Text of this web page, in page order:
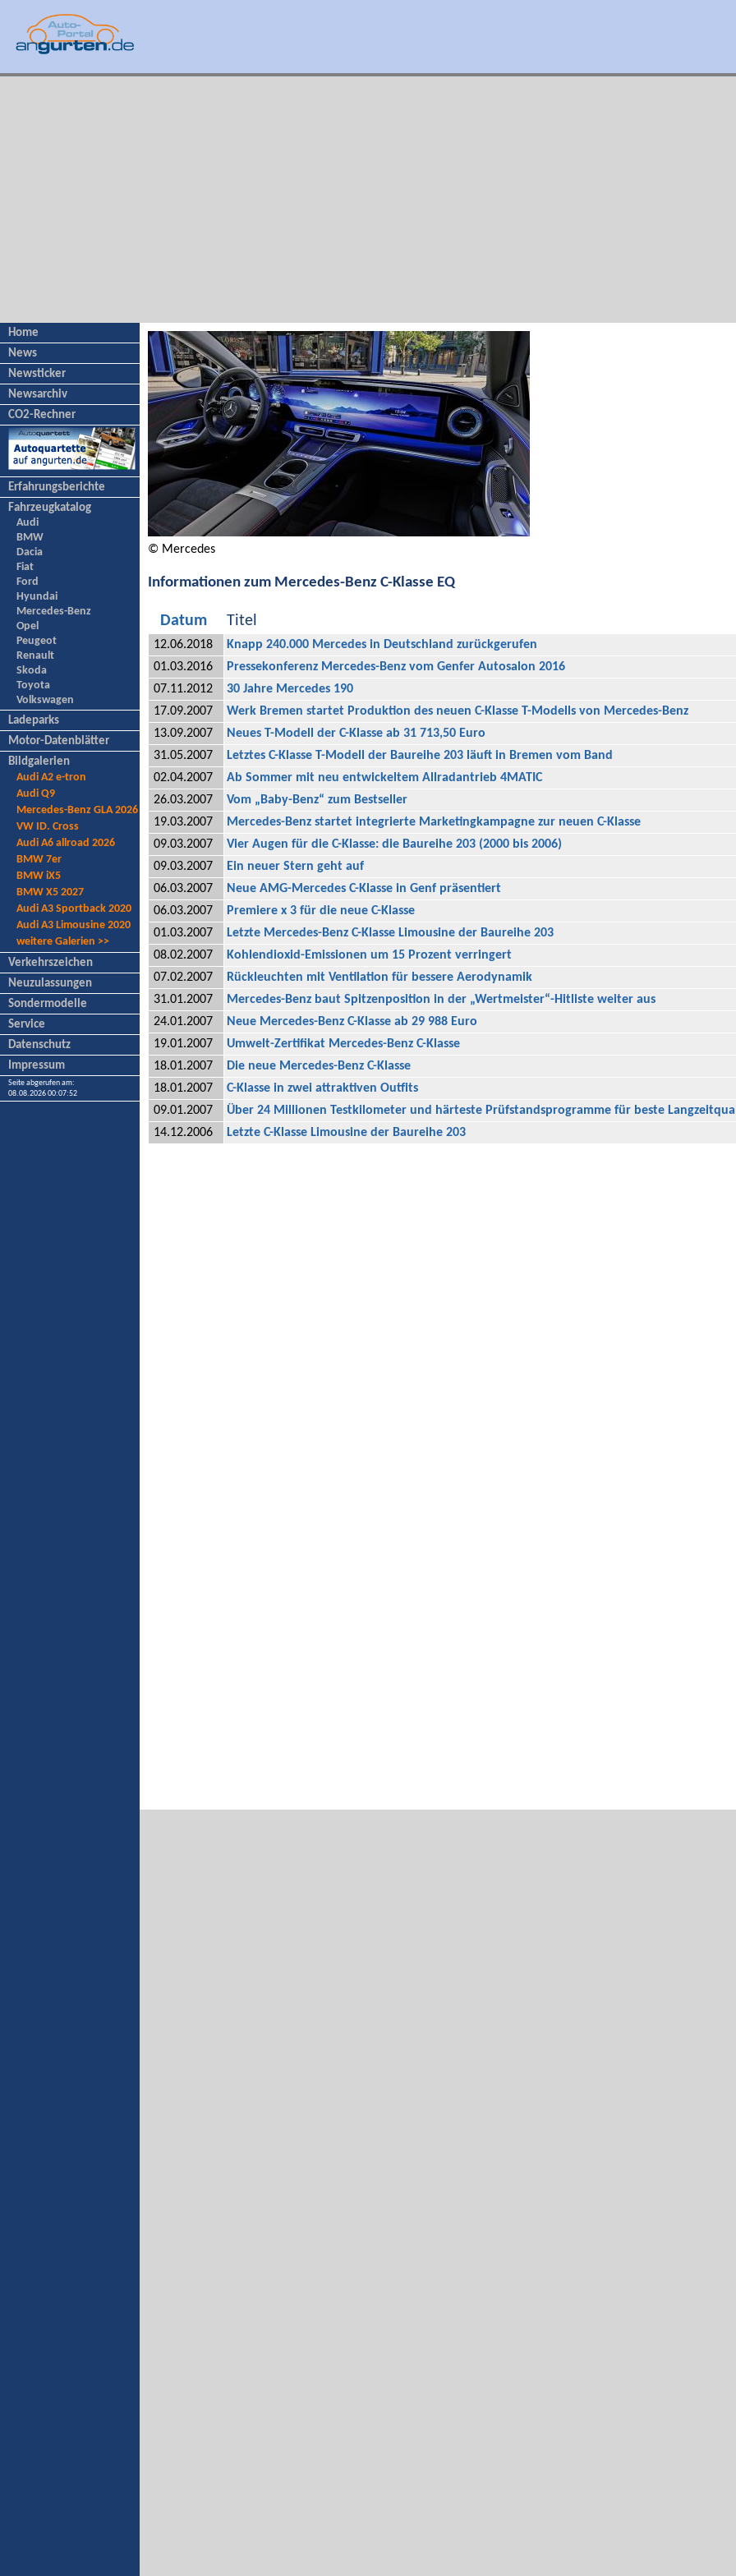
Home
News
Newsticker
Newsarchiv
CO2-Rechner
Erfahrungsberichte
Fahrzeugkatalog
Audi
BMW
Dacia
Fiat
Ford
Hyundai
Mercedes-Benz
Opel
Peugeot
Renault
Skoda
Toyota
Volkswagen
Ladeparks
Motor-Datenblätter
Bildgalerien
Audi A2 e-tron
Audi Q9
Mercedes-Benz GLA 2026
VW ID. Cross
Audi A6 allroad 2026
BMW 7er
BMW iX5
BMW X5 2027
Audi A3 Sportback 2020
Audi A3 Limousine 2020
weitere Galerien >>
Verkehrszeichen
Neuzulassungen
Sondermodelle
Service
Datenschutz
Impressum
Seite abgerufen am:
08.08.2026 00:07:52
© Mercedes
Informationen zum Mercedes-Benz C-Klasse EQ
Datum Titel
12.06.2018
Knapp 240.000 Mercedes in Deutschland zurückgerufen
01.03.2016
Pressekonferenz Mercedes-Benz vom Genfer Autosalon 2016
07.11.2012
30 Jahre Mercedes 190
17.09.2007
Werk Bremen startet Produktion des neuen C-Klasse T-Modells von Mercedes-Benz
13.09.2007
Neues T-Modell der C-Klasse ab 31 713,50 Euro
31.05.2007
Letztes C-Klasse T-Modell der Baureihe 203 läuft in Bremen vom Band
02.04.2007
Ab Sommer mit neu entwickeltem Allradantrieb 4MATIC
26.03.2007
Vom „Baby-Benz“ zum Bestseller
19.03.2007
Mercedes-Benz startet integrierte Marketingkampagne zur neuen C-Klasse
09.03.2007
Vier Augen für die C-Klasse: die Baureihe 203 (2000 bis 2006)
09.03.2007
Ein neuer Stern geht auf
06.03.2007
Neue AMG-Mercedes C-Klasse in Genf präsentiert
06.03.2007
Premiere x 3 für die neue C-Klasse
01.03.2007
Letzte Mercedes-Benz C-Klasse Limousine der Baureihe 203
08.02.2007
Kohlendioxid-Emissionen um 15 Prozent verringert
07.02.2007
Rückleuchten mit Ventilation für bessere Aerodynamik
31.01.2007
Mercedes-Benz baut Spitzenposition in der „Wertmeister“-Hitliste weiter aus
24.01.2007
Neue Mercedes-Benz C-Klasse ab 29 988 Euro
19.01.2007
Umwelt-Zertifikat Mercedes-Benz C-Klasse
18.01.2007
Die neue Mercedes-Benz C-Klasse
18.01.2007
C-Klasse in zwei attraktiven Outfits
09.01.2007
Über 24 Millionen Testkilometer und härteste Prüfstandsprogramme für beste
14.12.2006
Letzte C-Klasse Limousine der Baureihe 203